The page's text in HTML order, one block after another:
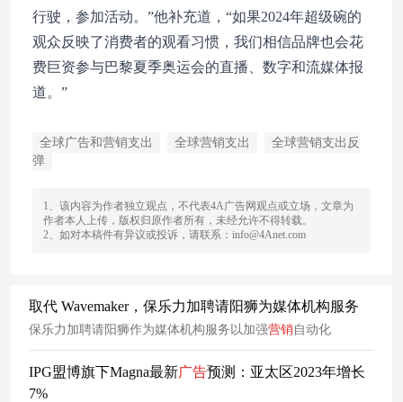
行驶，参加活动。”他补充道，“如果2024年超级碗的
观众反映了消费者的观看习惯，我们相信品牌也会花
费巨资参与巴黎夏季奥运会的直播、数字和流媒体报
道。”
全球广告和营销支出 全球营销支出
全球营销支出反
弹
1、该内容为作者独立观点，不代表4A广告网观点或立场，文章为
作者本人上传，版权归原作者所有，未经允许不得转载。
2、如对本稿件有异议或投诉，请联系：info@4Anet.com
取代 Wavemaker，保乐力加聘请阳狮为媒体机构服务
保乐力加聘请阳狮作为媒体机构服务以加强营销 自动化
IPG盟博旗下Magna最新广告预测：亚太区2023年增长
7%